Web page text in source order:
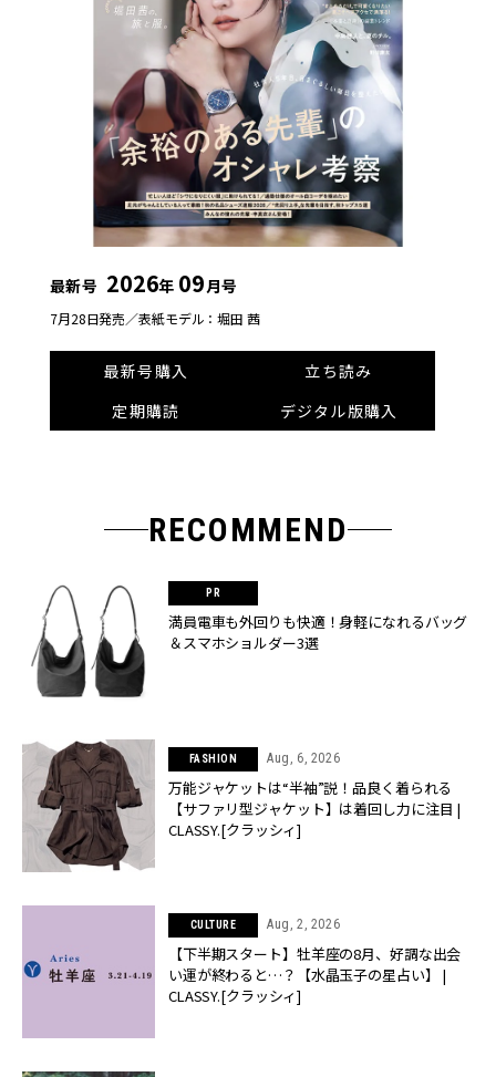
最新号 2026年 09月号
7月28日発売／表紙モデル：堀田 茜
最新号購入
立ち読み
定期購読
デジタル版購入
RECOMMEND
満員電車も外回りも快適！身軽になれるバッグ
＆スマホショルダー3選
FASHION Aug, 6, 2026
万能ジャケットは“半袖”説！品良く着られる
【サファリ型ジャケット】は着回し力に注目 |
CLASSY.[クラッシィ]
CULTURE Aug, 2, 2026
【下半期スタート】牡羊座の8月、好調な出会
い運が終わると…？【水晶玉子の星占い】 |
CLASSY.[クラッシィ]